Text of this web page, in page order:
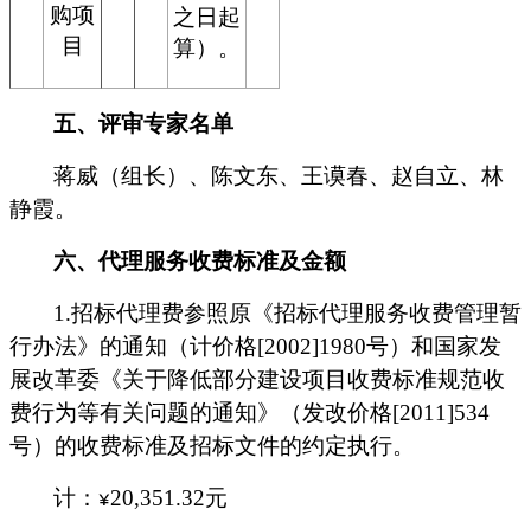
购项
目
之日起
算）。
五、 评审专家名单
蒋威（组长）、陈文东、王谟春、赵自立、林
静霞。
六、代理服务收费标准及金额
1.招标代理费参照原《招标代理服务收费管理暂
行办法》的通知（计价格[2002]1980号）和国家发
展改革委《关于降低部分建设项目收费标准规范收
费行为等有关问题的通知》（发改价格[2011]534
号）的收费标准及招标文件的约定执行。
计： ¥20,351.32元